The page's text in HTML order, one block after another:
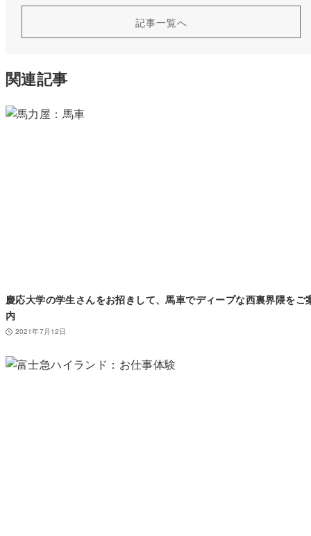
記事一覧へ
関連記事
慶応大学の学生さんをお招きして、馬車でディープな西裏界隈をご
内
2021年7月12日